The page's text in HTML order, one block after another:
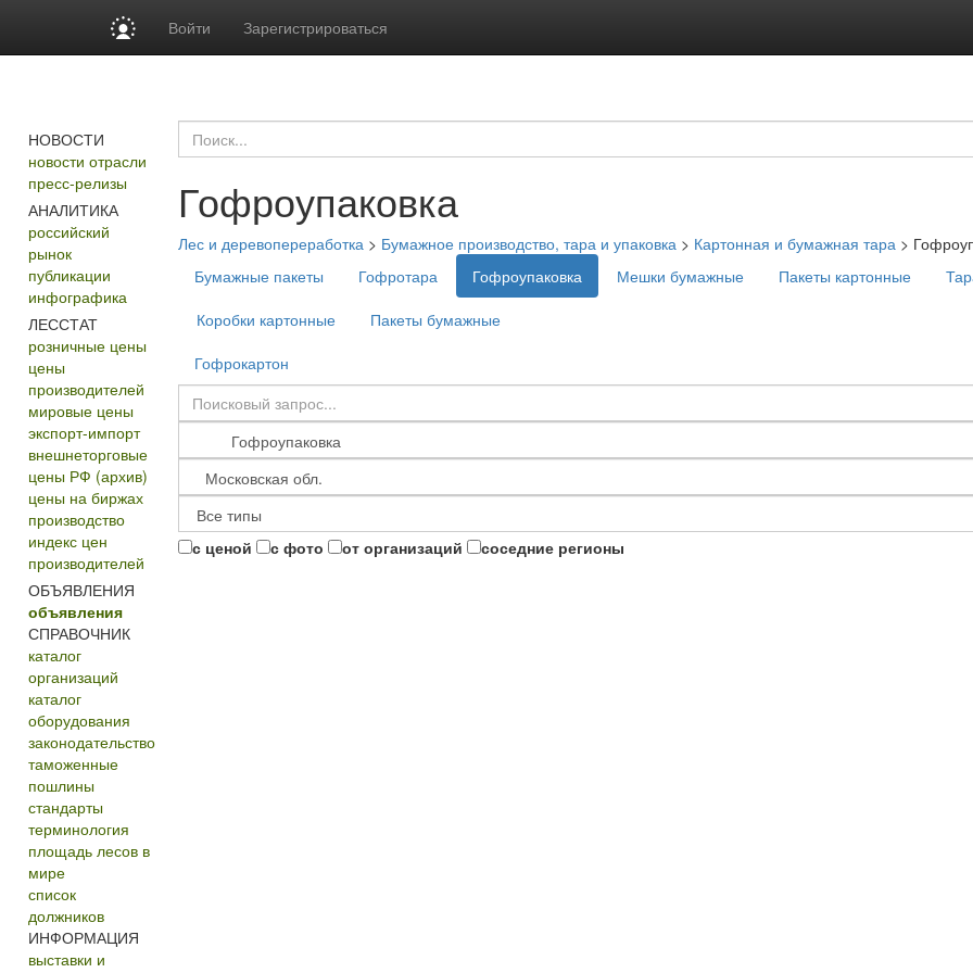
Войти Зарегистрироваться
НОВОСТИ
новости отрасли
пресс-релизы
АНАЛИТИКА
российский
рынок
публикации
инфографика
ЛЕССТАТ
розничные цены
цены
производителей
мировые цены
экспорт-импорт
внешнеторговые
цены РФ (архив)
цены на биржах
производство
индекс цен
производителей
ОБЪЯВЛЕНИЯ
объявления
СПРАВОЧНИК
каталог
организаций
каталог
оборудования
законодательство
таможенные
пошлины
стандарты
терминология
площадь лесов в
мире
список
должников
ИНФОРМАЦИЯ
выставки и
Гофроупаковка
Лес и деревопереработка> Бумажное производство, тара и упаковка> Картонная и бумажная тара>
Бумажные пакеты
Гофротара Гофроупаковка Мешки бумажные Пакеты картонные
Коробки картонные
Пакеты бумажные
Гофрокартон
с ценой с фото от организаций соседние регионы